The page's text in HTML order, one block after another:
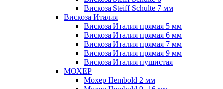
Вискоза Steiff Schulte 7 мм
Вискоза Италия
Вискоза Италия прямая 5 мм
Вискоза Италия прямая 6 мм
Вискоза Италия прямая 7 мм
Вискоза Италия прямая 9 мм
Вискоза Италия пушистая
МОХЕР
Мохер Hembold 2 мм